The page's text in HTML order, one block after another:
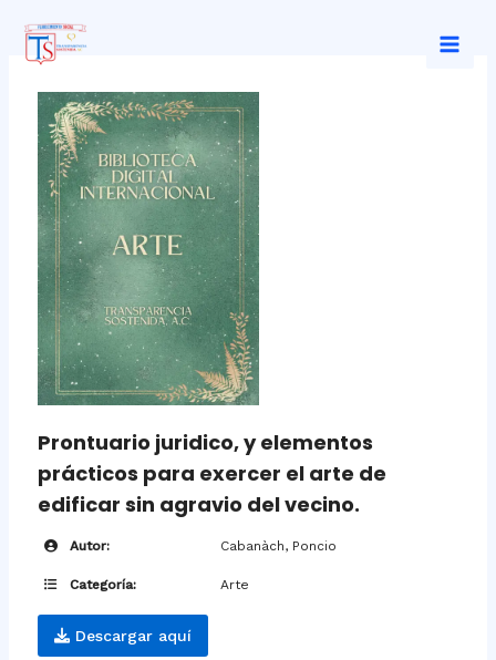
contenido
Prontuario juridico, y elementos
prácticos para exercer el arte de
edificar sin agravio del vecino.
Autor: Cabanàch, Poncio
Categoría: Arte
Descargar aquí